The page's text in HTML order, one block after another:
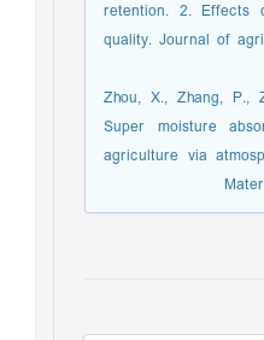
retention. 2.
quality. Journal of
Zhou, X., Zhang,
Super moisture
agriculture via